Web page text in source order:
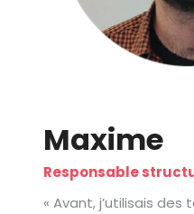
Maxime
Responsable
« Avant, j’utilisais des